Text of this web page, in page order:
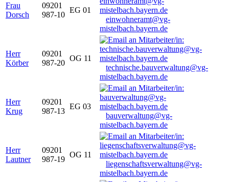
Frau
Dorsch
09201
987-10
EG 01
einwohneramt@vg-
mistelbach.bayern.de
Herr
Körber
09201
987-20
OG 11
technische.bauverwaltung@vg-
mistelbach.bayern.de
Herr
Krug
09201
987-13
EG 03
bauverwaltung@vg-
mistelbach.bayern.de
Herr
Lautner
09201
987-19
OG 11
liegenschaftsverwaltung@vg-
mistelbach.bayern.de